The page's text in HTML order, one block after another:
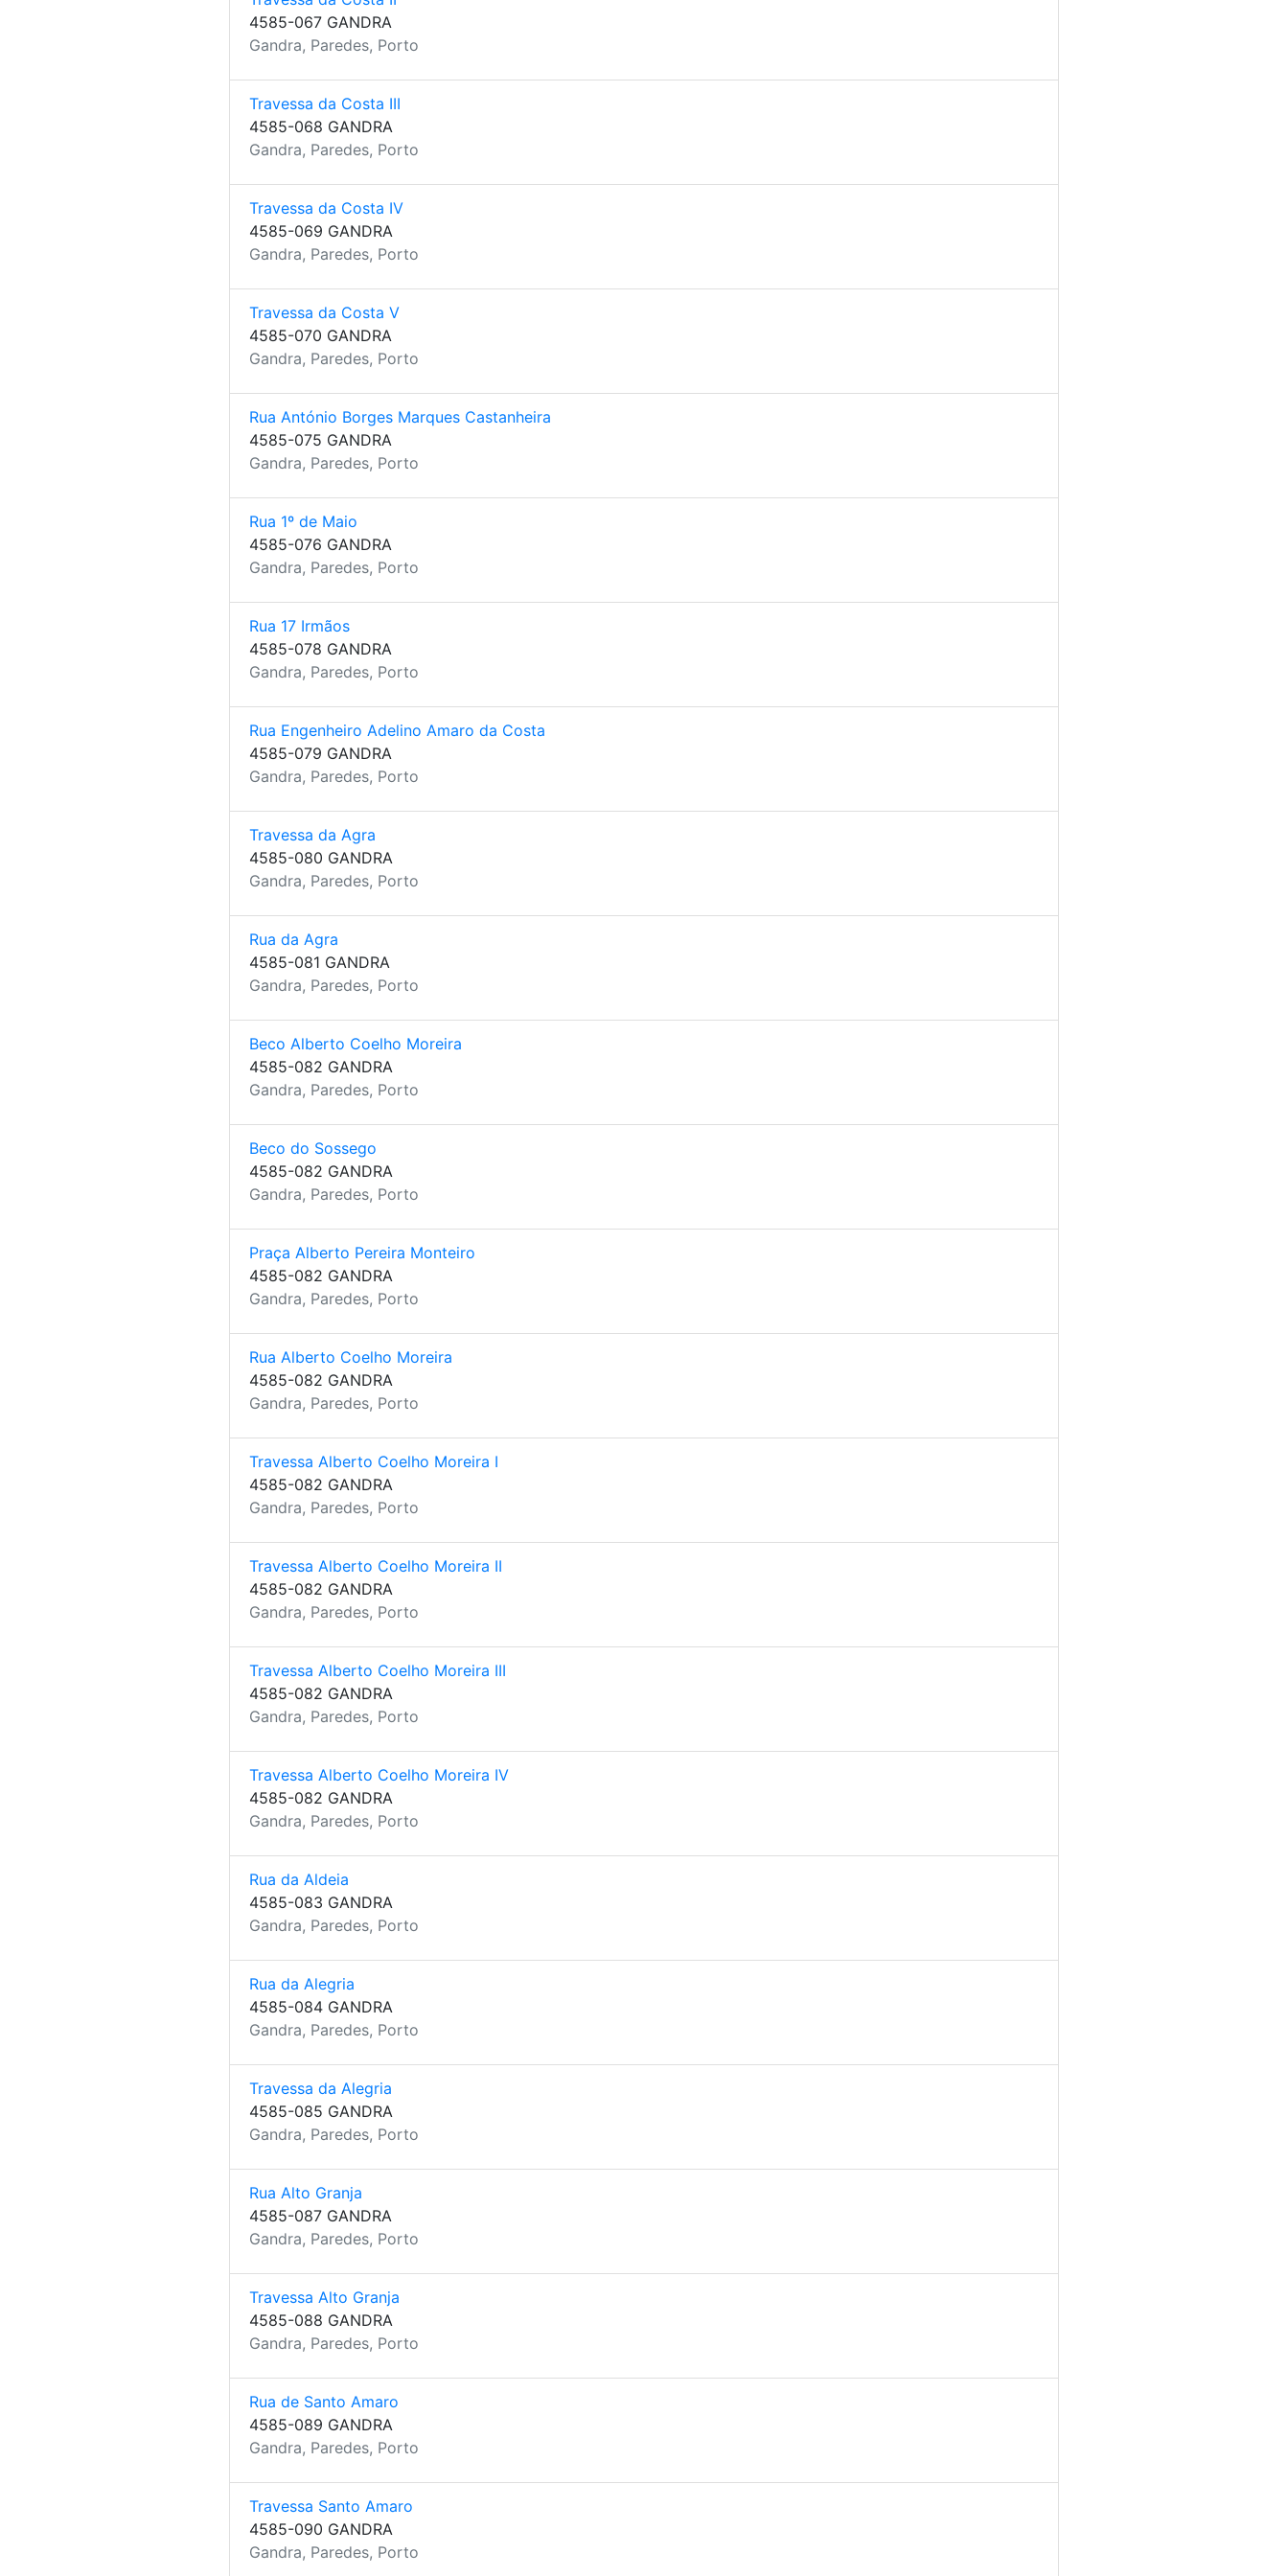
4585-067 GANDRA
Gandra, Paredes, Porto
Travessa da Costa III
4585-068 GANDRA
Gandra, Paredes, Porto
Travessa da Costa IV
4585-069 GANDRA
Gandra, Paredes, Porto
Travessa da Costa V
4585-070 GANDRA
Gandra, Paredes, Porto
Rua António Borges Marques Castanheira
4585-075 GANDRA
Gandra, Paredes, Porto
Rua 1º de Maio
4585-076 GANDRA
Gandra, Paredes, Porto
Rua 17 Irmãos
4585-078 GANDRA
Gandra, Paredes, Porto
Rua Engenheiro Adelino Amaro da Costa
4585-079 GANDRA
Gandra, Paredes, Porto
Travessa da Agra
4585-080 GANDRA
Gandra, Paredes, Porto
Rua da Agra
4585-081 GANDRA
Gandra, Paredes, Porto
Beco Alberto Coelho Moreira
4585-082 GANDRA
Gandra, Paredes, Porto
Beco do Sossego
4585-082 GANDRA
Gandra, Paredes, Porto
Praça Alberto Pereira Monteiro
4585-082 GANDRA
Gandra, Paredes, Porto
Rua Alberto Coelho Moreira
4585-082 GANDRA
Gandra, Paredes, Porto
Travessa Alberto Coelho Moreira I
4585-082 GANDRA
Gandra, Paredes, Porto
Travessa Alberto Coelho Moreira II
4585-082 GANDRA
Gandra, Paredes, Porto
Travessa Alberto Coelho Moreira III
4585-082 GANDRA
Gandra, Paredes, Porto
Travessa Alberto Coelho Moreira IV
4585-082 GANDRA
Gandra, Paredes, Porto
Rua da Aldeia
4585-083 GANDRA
Gandra, Paredes, Porto
Rua da Alegria
4585-084 GANDRA
Gandra, Paredes, Porto
Travessa da Alegria
4585-085 GANDRA
Gandra, Paredes, Porto
Rua Alto Granja
4585-087 GANDRA
Gandra, Paredes, Porto
Travessa Alto Granja
4585-088 GANDRA
Gandra, Paredes, Porto
Rua de Santo Amaro
4585-089 GANDRA
Gandra, Paredes, Porto
Travessa Santo Amaro
4585-090 GANDRA
Gandra, Paredes, Porto